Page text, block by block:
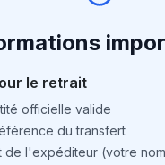
le retrait
officielle valide
du transfert
de l'expéditeur (votre